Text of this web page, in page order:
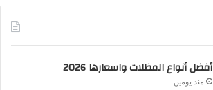
أفضل أنواع المظلات واسعارها 2026
منذ يومين